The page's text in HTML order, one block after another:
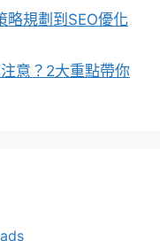
規劃到SEO優化
意？2大重點帶你